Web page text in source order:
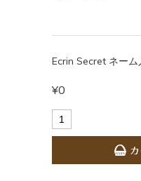
Ecrin Secret ネーム
¥0